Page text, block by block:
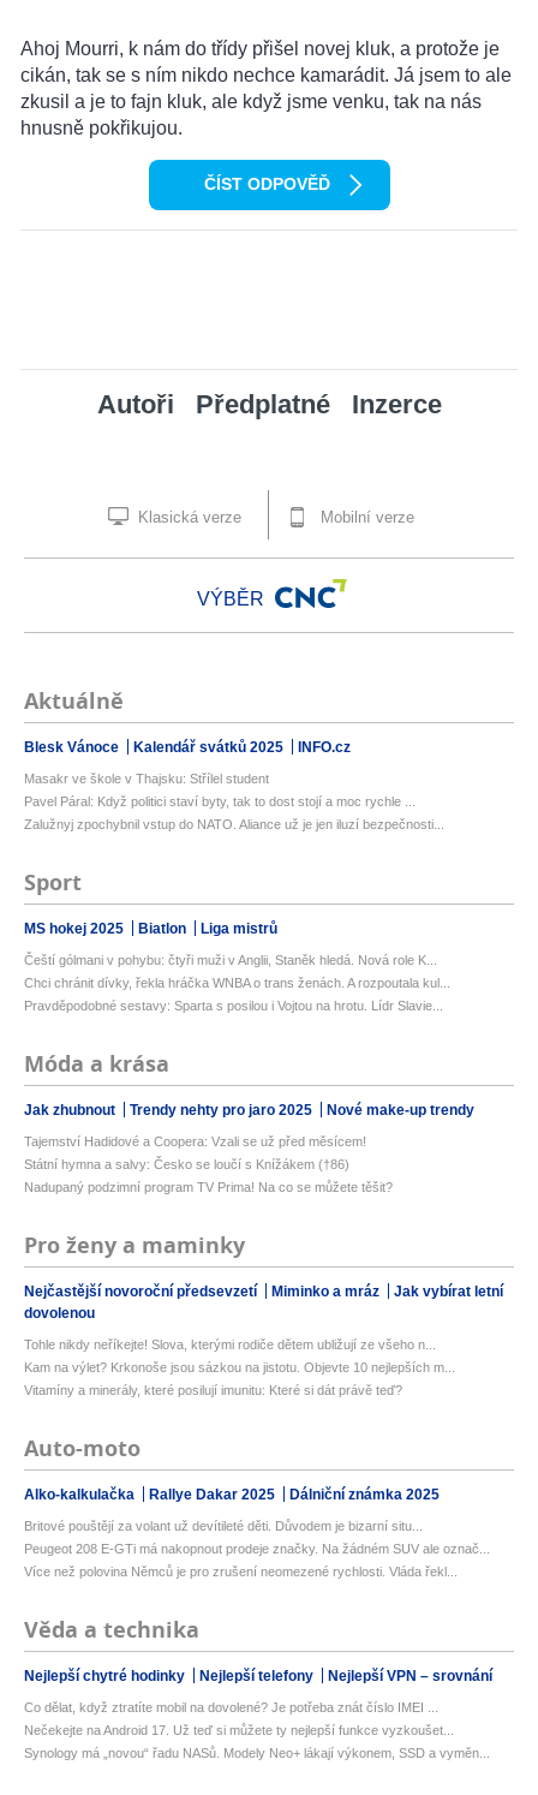
Ahoj Mourri, k nám do třídy přišel novej kluk, a protože je
cikán, tak se s ním nikdo nechce kamarádit. Já jsem to ale
zkusil a je to fajn kluk, ale když jsme venku, tak na nás
hnusně pokřikujou.
ČÍST ODPOVĚĎ
Autoři Předplatné Inzerce
Klasická verze Mobilní verze
VÝBĚR
Aktuálně
Blesk Vánoce Kalendář svátků 2025 INFO.cz
Masakr ve škole v Thajsku: Střílel student
Pavel Páral: Když politici staví byty, tak to dost stojí a moc rychle ...
Zalužnyj zpochybnil vstup do NATO. Aliance už je jen iluzí bezpečnosti...
Sport
MS hokej 2025 Biatlon Liga mistrů
Čeští gólmani v pohybu: čtyři muži v Anglii, Staněk hledá. Nová role K...
Chci chránit dívky, řekla hráčka WNBA o trans ženách. A rozpoutala kul...
Pravděpodobné sestavy: Sparta s posilou i Vojtou na hrotu. Lídr Slavie...
Móda a krása
Jak zhubnout Trendy nehty pro jaro 2025 Nové make-up trendy
Tajemství Hadidové a Coopera: Vzali se už před měsícem!
Státní hymna a salvy: Česko se loučí s Knížákem (†86)
Nadupaný podzimní program TV Prima! Na co se můžete těšit?
Pro ženy a maminky
Nejčastější novoroční předsevzetí Miminko a mráz
Jak vybírat letní
dovolenou
Tohle nikdy neříkejte! Slova, kterými rodiče dětem ubližují ze všeho n...
Kam na výlet? Krkonoše jsou sázkou na jistotu. Objevte 10 nejlepších m...
Vitamíny a minerály, které posilují imunitu: Které si dát právě teď?
Auto-moto
Alko-kalkulačka Rallye Dakar 2025 Dálniční známka 2025
Britové pouštějí za volant už devítileté děti. Důvodem je bizarní situ...
Peugeot 208 E-GTi má nakopnout prodeje značky. Na žádném SUV ale označ...
Více než polovina Němců je pro zrušení neomezené rychlosti. Vláda řekl...
Věda a technika
Nejlepší chytré hodinky Nejlepší telefony Nejlepší VPN – srovnání
Co dělat, když ztratíte mobil na dovolené? Je potřeba znát číslo IMEI ...
Nečekejte na Android 17. Už teď si můžete ty nejlepší funkce vyzkoušet...
Synology má „novou“ řadu NASů. Modely Neo+ lákají výkonem, SSD a vyměn...